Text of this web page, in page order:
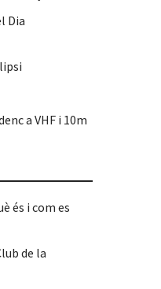
Dia
a VHF i 10m
és i com es
de la